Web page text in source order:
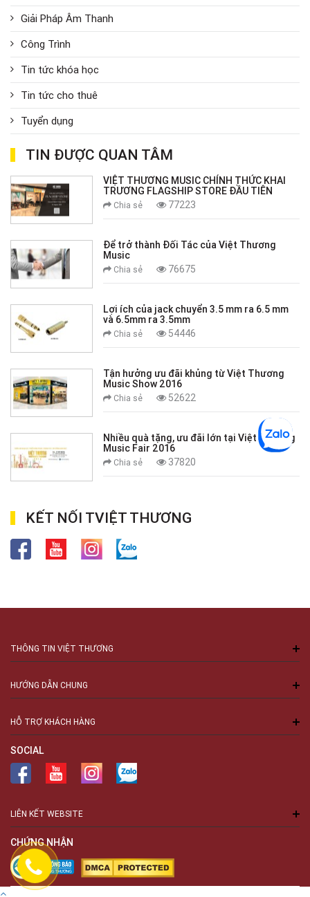
Giải Pháp Âm Thanh
Công Trình
Tin tức khóa học
Tin tức cho thuê
Tuyển dụng
TIN ĐƯỢC QUAN TÂM
VIỆT THƯƠNG MUSIC CHÍNH THỨC KHAI
TRƯƠNG FLAGSHIP STORE ĐẦU TIÊN
Chia sẻ 77223
Để trở thành Đối Tác của Việt Thương
Music
Chia sẻ 76675
Lợi ích của jack chuyển 3.5 mm ra 6.5 mm
và 6.5mm ra 3.5mm
Chia sẻ 54446
Tận hưởng ưu đãi khủng từ Việt Thương
Music Show 2016
Chia sẻ 52622
Nhiều quà tặng, ưu đãi lớn tại Việt Thương
Music Fair 2016
Chia sẻ 37820
KẾT NỐI TVIỆT THƯƠNG
THÔNG TIN VIỆT THƯƠNG
HƯỚNG DẪN CHUNG
HỖ TRỢ KHÁCH HÀNG
SOCIAL
LIÊN KẾT WEBSITE
CHỨNG NHẬN